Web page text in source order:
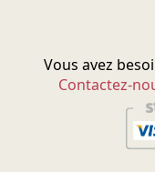
Vous avez
Contactez-